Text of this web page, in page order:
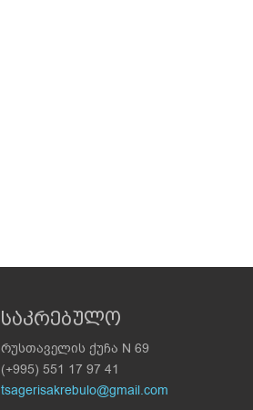
საკრებულო
რუსთაველის ქუჩა N 69
(+995) 551 17 97 41
tsagerisakrebulo@gmail.com